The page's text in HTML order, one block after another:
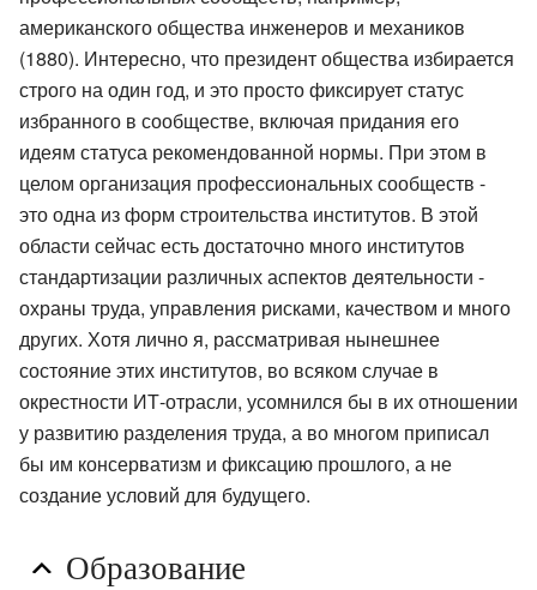
американского общества инженеров и механиков
(1880). Интересно, что президент общества избирается
строго на один год, и это просто фиксирует статус
избранного в сообществе, включая придания его
идеям статуса рекомендованной нормы. При этом в
целом организация профессиональных сообществ -
это одна из форм строительства институтов. В этой
области сейчас есть достаточно много институтов
стандартизации различных аспектов деятельности -
охраны труда, управления рисками, качеством и много
других. Хотя лично я, рассматривая нынешнее
состояние этих институтов, во всяком случае в
окрестности ИТ-отрасли, усомнился бы в их отношении
у развитию разделения труда, а во многом приписал
бы им консерватизм и фиксацию прошлого, а не
создание условий для будущего.
Образование